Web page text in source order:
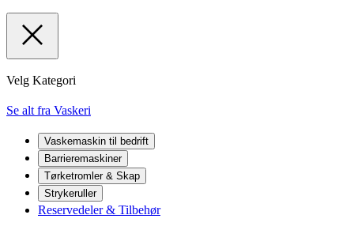
Velg Kategori
Se alt fra Vaskeri
Vaskemaskin til bedrift
Barrieremaskiner
Tørketromler & Skap
Strykeruller
Reservedeler & Tilbehør